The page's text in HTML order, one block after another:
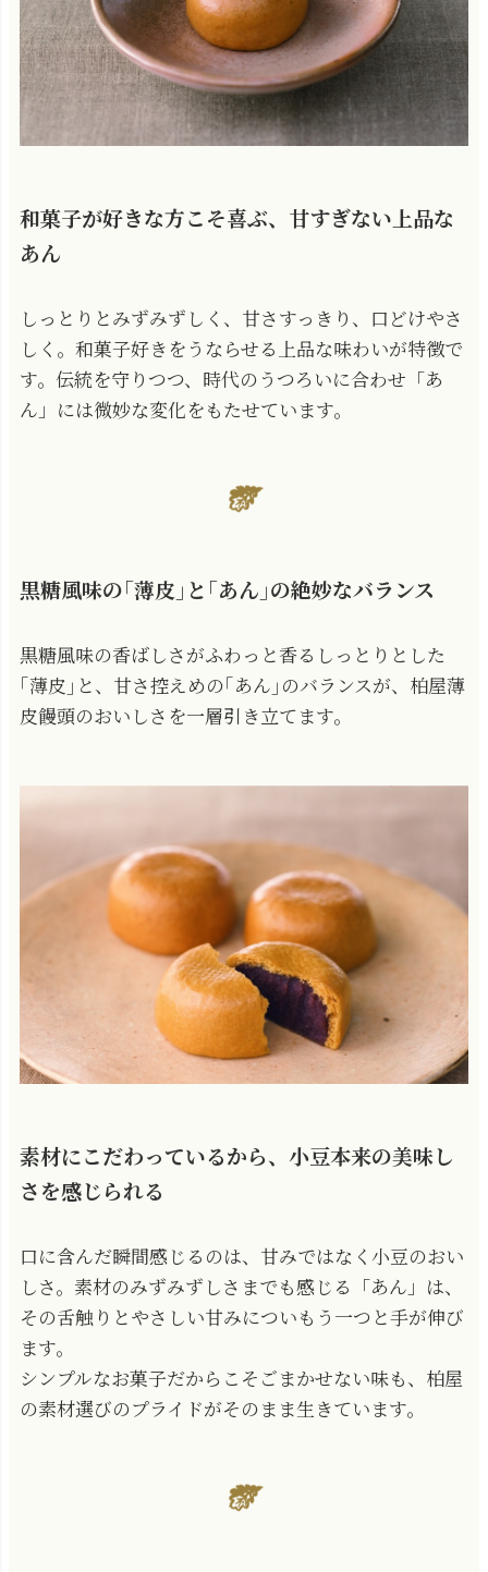
和菓子が好きな方こそ喜ぶ、甘すぎない上品な
あん
しっとりとみずみずしく、甘さすっきり、口どけやさ
しく。和菓子好きをうならせる上品な味わいが特徴で
す。伝統を守りつつ、時代のうつろいに合わせ「あ
ん」には微妙な変化をもたせています。
黒糖風味の｢薄皮｣と｢あん｣の絶妙なバランス
黒糖風味の香ばしさがふわっと香るしっとりとした
｢薄皮｣と、甘さ控えめの｢あん｣のバランスが、柏屋薄
皮饅頭のおいしさを一層引き立てます。
素材にこだわっているから、小豆本来の美味し
さを感じられる
口に含んだ瞬間感じるのは、甘みではなく小豆のおい
しさ。素材のみずみずしさまでも感じる「あん」は、
その舌触りとやさしい甘みについもう一つと手が伸び
ます。
シンプルなお菓子だからこそごまかせない味も、柏屋
の素材選びのプライドがそのまま生きています。